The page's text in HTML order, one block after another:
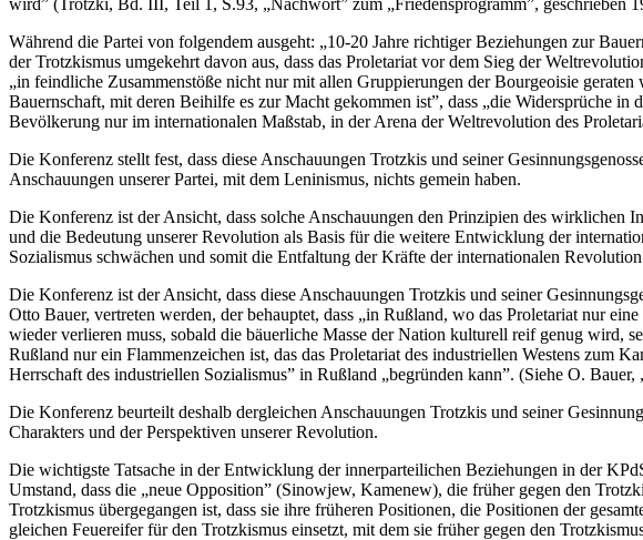
Während die Partei von folgendem ausgeht: „10-20 Jahre richtiger Beziehungen zur
der Trotzkismus umgekehrt davon aus, dass das Proletariat vor dem Sieg der
„in feindliche Zusammenstöße nicht nur mit allen Gruppierungen der Bourgeoisie
Bauernschaft, mit deren Beihilfe es zur Macht gekommen ist”, dass „die Widersprüche
Bevölkerung nur im internationalen Maßstab, in der Arena der Weltrevolution des
Die Konferenz stellt fest, dass diese Anschauungen Trotzkis und seiner
Anschauungen unserer Partei, mit dem Leninismus, nichts gemein haben.
Die Konferenz ist der Ansicht, dass solche Anschauungen den Prinzipien des wirklichen
und die Bedeutung unserer Revolution als Basis für die weitere Entwicklung der
Sozialismus schwächen und somit die Entfaltung der Kräfte der internationalen
Die Konferenz ist der Ansicht, dass diese Anschauungen Trotzkis und seiner
Otto Bauer, vertreten werden, der behauptet, dass „in Rußland, wo das Proletariat nur
wieder verlieren muss, sobald die bäuerliche Masse der Nation kulturell reif genug wird,
Rußland nur ein Flammenzeichen ist, das das Proletariat des industriellen Westens zum
Herrschaft des industriellen Sozialismus” in Rußland „begründen kann”. (Siehe O.
Die Konferenz beurteilt deshalb dergleichen Anschauungen Trotzkis und seiner
Charakters und der Perspektiven unserer Revolution.
Die wichtigste Tatsache in der Entwicklung der innerparteilichen Beziehungen in der
Umstand, dass die „neue Opposition” (Sinowjew, Kamenew), die früher gegen den
Trotzkismus übergegangen ist, dass sie ihre früheren Positionen, die Positionen der
gleichen Feuereifer für den Trotzkismus einsetzt, mit dem sie früher gegen den